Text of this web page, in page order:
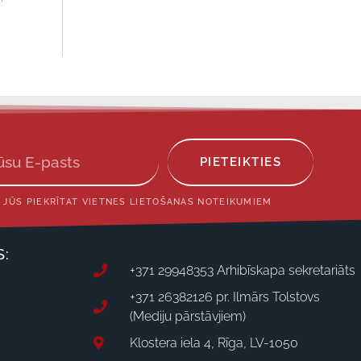
PIETEIKTIES
PIEKRĪTAT VIETNES LIETOŠANAS NOTEIKUMIEM
+371 29948353 Arhibīskapa sekretariāts
+371 26382126 pr. Ilmārs Tolstovs
(Mediju pārstāvjiem)
Klostera iela 4, Rīga, LV-1050